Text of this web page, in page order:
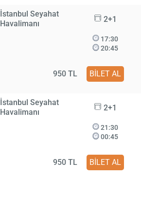
İstanbul Seyahat
Havalimanı
2+1
17:30
20:45
950 TL BİLET AL
İstanbul Seyahat
Havalimanı
2+1
21:30
00:45
950 TL BİLET AL